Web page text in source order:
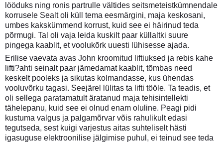
lööduks ning ronis partrulle vältides seitsmeteistkümnendale
korrusele Sealt oli küll tema eesmärgini, maja keskosani,
umbes kakskümmend korrust, kuid see ei häirinud teda
põrmugi. Tal oli vaja leida kuskilt paar küllaltki suure
pingega kaablit, et voolukõrk uuesti lühisesse ajada.
Erilise vaevata avas John kroomitud liftiuksed ja rebis kahe
lifti?ahti seinalt paar jämedamat kaablit, tõmbas need
keskelt pooleks ja sikutas kolmandasse, kus ühendas
vooluvõrku tagasi. Seejärel lülitas ta lifti tööle. Ta teadis, et
oli sellega paratamatult äratanud maja tehisintellekti
tähelepanu, kuid see ei olnud enam oluline. Peagi pidi
kustuma valgus ja palgamõrvar võis rahulikult edasi
tegutseda, sest kuigi varjestus aitas suhteliselt hästi
igasuguse elektroonilise jälgimise puhul, ei teinud see teda